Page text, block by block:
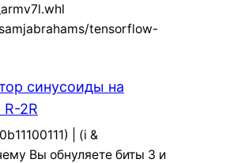
tensorflow-
синусоиды на
2R
| (i &
Вы обнуляете биты 3 и